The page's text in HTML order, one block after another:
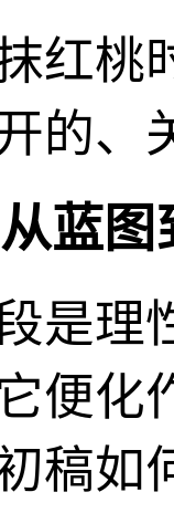
红桃
的、
蓝
是理
便化
稿如